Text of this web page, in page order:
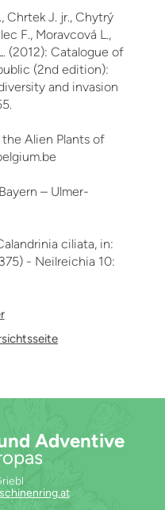
Chrtek J. jr., Chytrý
F., Moravcová L.,
(2012): Catalogue of
(2nd edition):
and invasion
the Alien Plants of
– Ulmer-
ciliata, in:
- Neilreichia 10:
Adventive